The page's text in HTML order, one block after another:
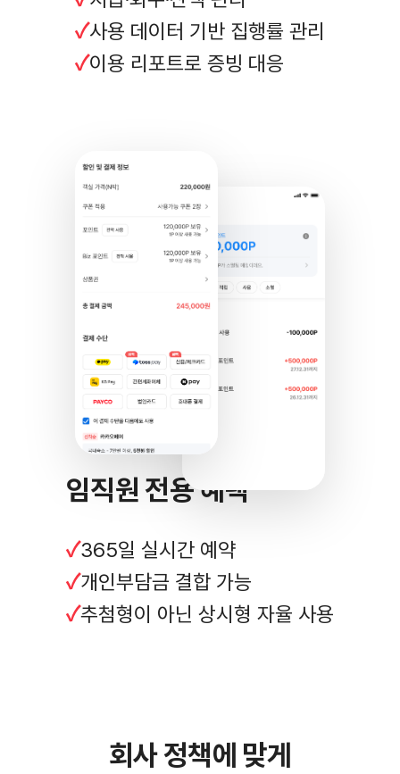
사용 데이터 기반 집행률 관리
이용 리포트로 증빙 대응
임직원 전용 혜택
365일 실시간 예약
개인부담금 결합 가능
추첨형이 아닌 상시형 자율 사용
회사 정책에 맞게